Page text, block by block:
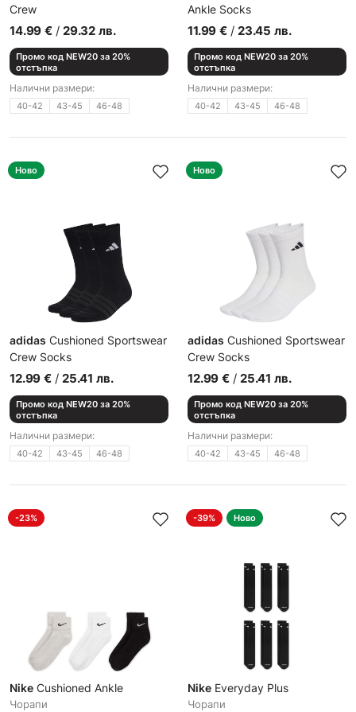
Crew
Чорапи
14.99 € / 29.32 лв.
Промо код NEW20 за 20%
отстъпка
Налични размери:
40-42 43-45 46-48
Ankle Socks
Чорапи
11.99 € / 23.45 лв.
Промо код NEW20 за 20%
отстъпка
Налични размери:
40-42 43-45 46-48
Ново
adidas Cushioned Sportswear
Crew Socks
Чорапи
12.99 € / 25.41 лв.
Промо код NEW20 за 20%
отстъпка
Налични размери:
40-42 43-45 46-48
Ново
adidas Cushioned Sportswear
Crew Socks
Чорапи
12.99 € / 25.41 лв.
Промо код NEW20 за 20%
отстъпка
Налични размери:
40-42 43-45 46-48
-23%
Nike Cushioned Ankle
Чорапи
-39% Ново
Nike Everyday Plus
Чорапи